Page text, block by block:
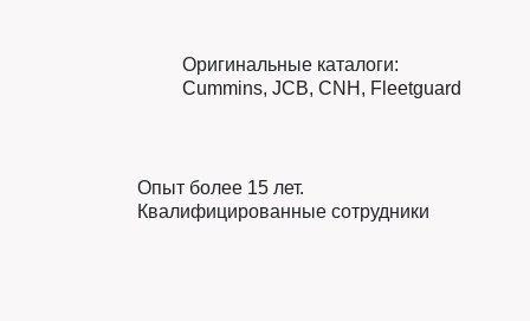
Оригинальные каталоги:
Cummins, JCB, CNH , Fleetguard
Опыт более 15 лет.
Квалифицированные сотрудники